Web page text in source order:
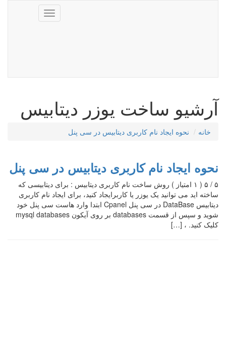
Toggle
navigation
آرشیو ساخت یوزر دیتابیس
خانه نحوه ایجاد نام کاربری دیتابیس در سی پنل
نحوه ایجاد نام کاربری دیتابیس در سی پنل
۵ / ۵ ( ۱ امتیاز ) روش ساخت نام کاربری دیتابیس : برای دیتابیسی که
ساخته اید می توانید یک یوزر یا کاربرایجاد کنید، برای ایجاد نام کاربری
دیتابیس DataBase در سی پنل Cpanel ابتدا وارد هاست سی پنل خود
شوید و سپس از قسمت databases بر روی آیکون mysql databases
کلیک کنید. ، […]